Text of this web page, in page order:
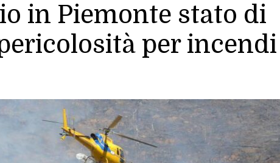
in Piemonte stato di
per incendi